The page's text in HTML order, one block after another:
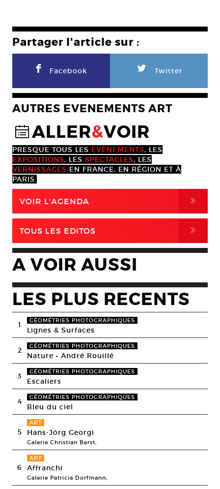
Partager l'article sur :
F Facebook L Twitter
AUTRES EVENEMENTS ART
@ALLER&VOIR
PRESQUE TOUS LES ÉVÈNEMENTS, LES
EXPOSITIONS, LES SPECTACLES, LES
VERNISSAGES EN FRANCE, EN RÉGION ET À
PARIS.
VOIR L'AGENDA ,
TOUS LES EDITOS ,
A VOIR AUSSI
LES PLUS RECENTS
1 GÉOMÉTRIES PHOTOGRAPHIQUES
Lignes & Surfaces
2 GÉOMÉTRIES PHOTOGRAPHIQUES
Nature • André Rouillé
3 GÉOMÉTRIES PHOTOGRAPHIQUES
Escaliers
4 GÉOMÉTRIES PHOTOGRAPHIQUES
Bleu du ciel
5
ART
Hans-Jörg Georgi
Galerie Christian Berst,
6
ART
Affranchi
Galerie Patricia Dorfmann,